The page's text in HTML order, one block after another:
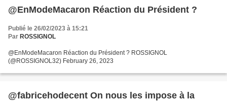
@EnModeMacaron Réaction du Président ?
Publié le 26/02/2023 à 15:21
Par ROSSIGNOL
@EnModeMacaron Réaction du Président ? ROSSIGNOL
(@ROSSIGNOL32) February 26, 2023
@fabricehodecent On nous les impose à la